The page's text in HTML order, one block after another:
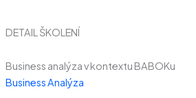
DETAIL ŠKOLENÍ
Business analýza v kontextu BABOKu
Business Analýza